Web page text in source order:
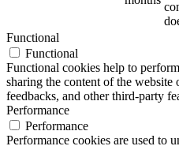
Functional
Functional
Functional cookies help to
sharing the content of the
feedbacks, and other third-party
Performance
Performance
Performance cookies are used to